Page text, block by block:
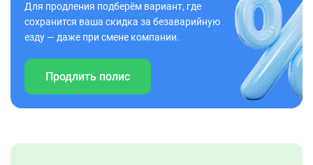
Для продления подберём вариант, где
сохранится ваша скидка за безаварийную
езду — даже при смене компании.
Продлить полис